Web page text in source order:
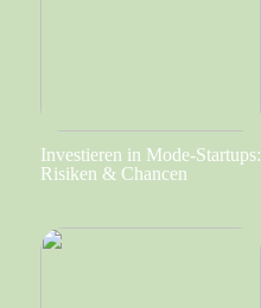
Investieren in Mode-Startups:
Risiken & Chancen